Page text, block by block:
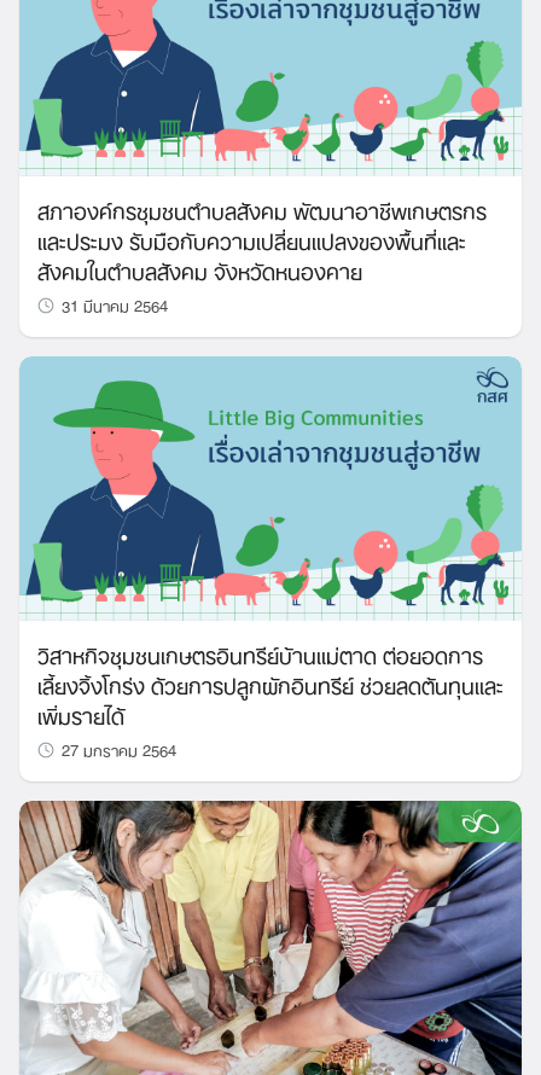
Search
for:
สภาองค์กรชุมชนตำบลสังคม พัฒนาอาชีพเกษตรกร
และประมง รับมือกับความเปลี่ยนแปลงของพื้นที่และ
สังคมในตำบลสังคม จังหวัดหนองคาย
31 มีนาคม 2564
วิสาหกิจชุมชนเกษตรอินทรีย์บ้านแม่ตาด ต่อยอดการ
เลี้ยงจิ้งโกร่ง ด้วยการปลูกผักอินทรีย์ ช่วยลดต้นทุนและ
เพิ่มรายได้
27 มกราคม 2564